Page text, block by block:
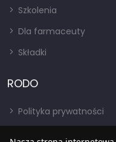
Szkolenia
Dla farmaceuty
Składki
RODO
Polityka prywatności